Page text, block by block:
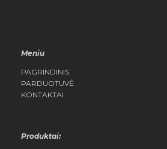
Meniu
PAGRINDINIS
PARDUOTUVĖ
KONTAKTAI
Produktai: